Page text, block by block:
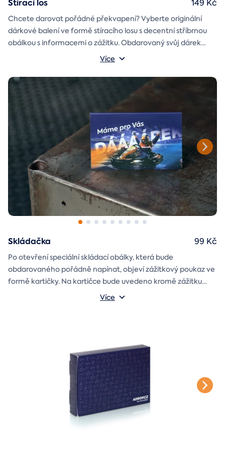
Stírací los
Chcete darovat pořádné překvapení? Vyberte originální
dárkové balení ve formě stíracího losu s decentní stříbrnou
obálkou s informacemi o zážitku. Obdarovaný svůj dárek
objeví až po chvilce napětí během stírání. Jedno je jisté, u nás
Více
149 Kč
Skládačka
Po otevření speciální skládací obálky, která bude
obdarovaného pořádně napínat, objeví zážitkový poukaz ve
formě kartičky. Na kartičce bude uvedeno kromě zážitku
také jméno a věnování, které si v průběhu objednávky sami
Více
99 Kč